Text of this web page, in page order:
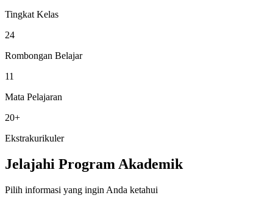
Tingkat Kelas
24
Rombongan Belajar
11
Mata Pelajaran
20+
Ekstrakurikuler
Jelajahi Program Akademik
Pilih informasi yang ingin Anda ketahui